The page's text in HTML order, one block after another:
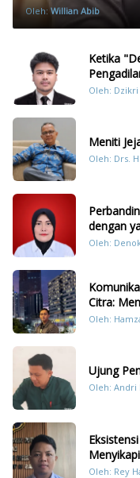
Oleh:Willian Abib
Ketika
Oleh: Dzikri
Meniti
Oleh: Drs.
dengan
Oleh:
Citra:
Konten
Oleh:
Ujung
Oleh: Andri
Dengan
Oleh: Rey